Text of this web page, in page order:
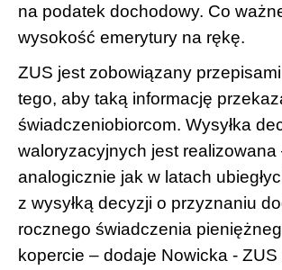
na podatek dochodowy. Co
wysokość emerytury na rękę.
ZUS jest zobowiązany
tego, aby taką informację
świadczeniobiorcom. Wysyłka
waloryzacyjnych jest realizowana
analogicznie jak w latach
z wysyłką decyzji o przyznaniu
rocznego świadczenia
kopercie – dodaje Nowicka - ZUS